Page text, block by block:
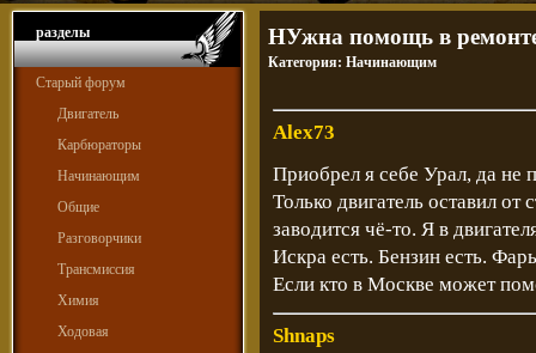
разделы
Старый форум
Двигатель
Карбюраторы
Начинающим
Общие
Разговорчики
Трансмиссия
Химия
Ходовая
НУжна помощь в
Категория: Начинающим
Alex73
Приобрел я себе Урал, да не
Только двигатель оставил от
заводится чё-то. Я в
Искра есть. Бензин есть.
Если кто в Москве может
Shnaps